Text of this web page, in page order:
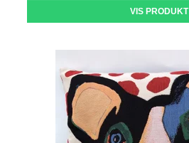
VIS PRODUKT